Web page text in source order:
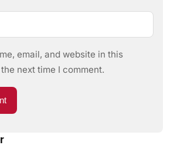
email, and website in this
next time I comment.